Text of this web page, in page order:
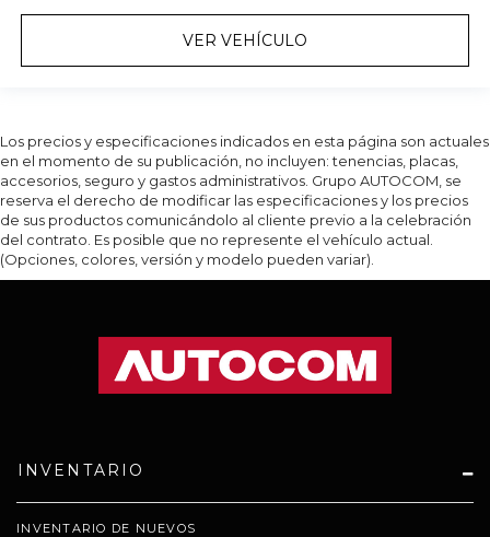
VER VEHÍCULO
Los precios y especificaciones indicados en esta página son actuales
en el momento de su publicación, no incluyen: tenencias, placas,
accesorios, seguro y gastos administrativos. Grupo AUTOCOM, se
reserva el derecho de modificar las especificaciones y los precios
de sus productos comunicándolo al cliente previo a la celebración
del contrato. Es posible que no represente el vehículo actual.
(Opciones, colores, versión y modelo pueden variar).
INVENTARIO
INVENTARIO DE NUEVOS